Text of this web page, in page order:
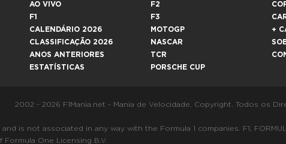
AO VIVO
F1
CALENDÁRIO 2026
CLASSIFICAÇÃO 2026
ANOS ANTERIORES
ESTATÍSTICAS
F2
F3
MOTOGP
NASCAR
TCR
PORSCHE CUP
+
2002 - 2026 F1Mania.net - Mania de Velocidade. Copyright. Todos os
is not associated in any way with the Formula 1 companies. F1,
One Licensing B.V.